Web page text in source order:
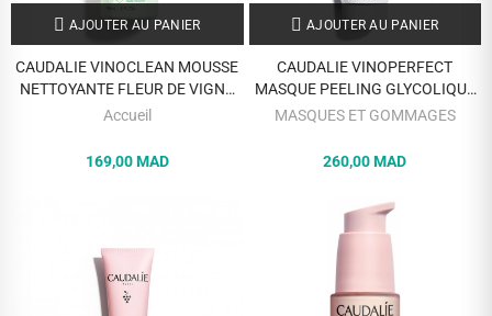
AJOUTER AU PANIER
CAUDALIE VINOCLEAN MOUSSE
NETTOYANTE FLEUR DE VIGNE
150 ML
Accueil
169,00 MAD
AJOUTER AU PANIER
CAUDALIE VINOPERFECT
MASQUE PEELING GLYCOLIQUE
75 ML
MASQUES ET GOMMAGES
260,00 MAD